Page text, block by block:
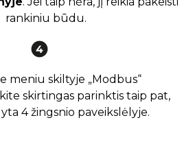
rankiniu būdu.
meniu skiltyje „Modbus“
skirtingas parinktis taip pat,
4 žingsnio paveikslėlyje.